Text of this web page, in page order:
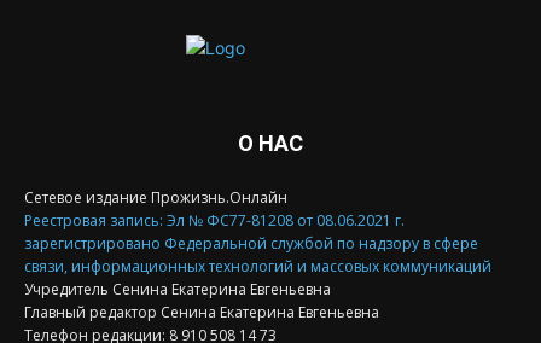
О НАС
Сетевое издание Прожизнь.Онлайн
Реестровая запись: Эл № ФС77-81208 от 08.06.2021 г.
зарегистрировано Федеральной службой по надзору в сфере
связи, информационных технологий и массовых коммуникаций
Учредитель Сенина Екатерина Евгеньевна
Главный редактор Сенина Екатерина Евгеньевна
Телефон редакции: 8 910 508 14 73